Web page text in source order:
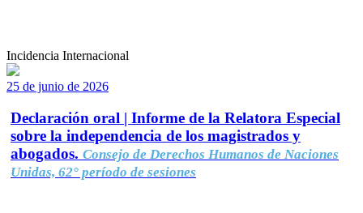
Incidencia Internacional
25 de junio de 2026
Declaración oral | Informe de la Relatora Especial
sobre la independencia de los magistrados y
abogados. Consejo de Derechos Humanos de Naciones
Unidas, 62° período de sesiones